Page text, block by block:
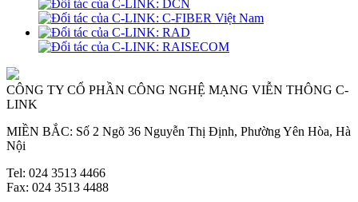
CÔNG TY CỔ PHẦN CÔNG NGHỆ MẠNG VIỄN THÔNG C-
LINK
MIỀN BẮC: Số 2 Ngõ 36 Nguyễn Thị Định, Phường Yên Hòa, Hà
Nội
Tel: 024 3513 4466
Fax: 024 3513 4488